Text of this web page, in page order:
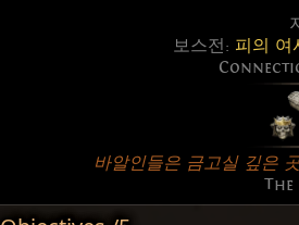
보스전: 피의 여
바알인들은 금고실 깊은